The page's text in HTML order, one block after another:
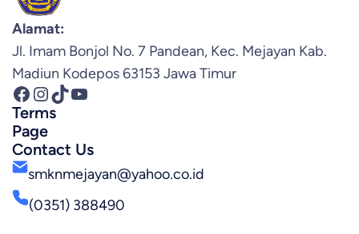
Alamat:
Jl. Imam Bonjol No. 7 Pandean, Kec. Mejayan Kab.
Madiun Kodepos 63153 Jawa Timur
Facebook InstagramTikTok YouTube
Terms
Page
Contact Us
smknmejayan@yahoo.co.id
(0351) 388490